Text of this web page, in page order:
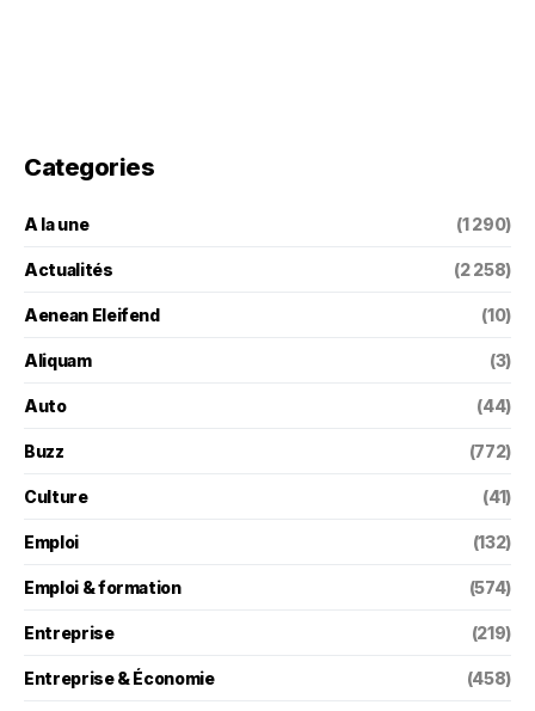
Categories
A la une (1 290)
Actualités (2 258)
Aenean Eleifend (10)
Aliquam (3)
Auto (44)
Buzz (772)
Culture (41)
Emploi (132)
Emploi & formation (574)
Entreprise (219)
Entreprise & Économie (458)